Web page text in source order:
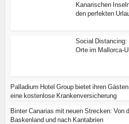
Kanarischen
den perfekten
Social Distancing:
Orte im Mallorca-
Palladium Hotel Group bietet ihren
eine kostenlose Krankenversicherung
Binter Canarias mit neuen Strecken: Von
Baskenland und nach Kantabrien